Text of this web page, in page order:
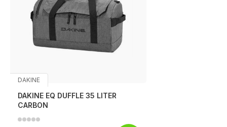
DAKINE
DAKINE EQ DUFFLE 35 LITER
CARBON